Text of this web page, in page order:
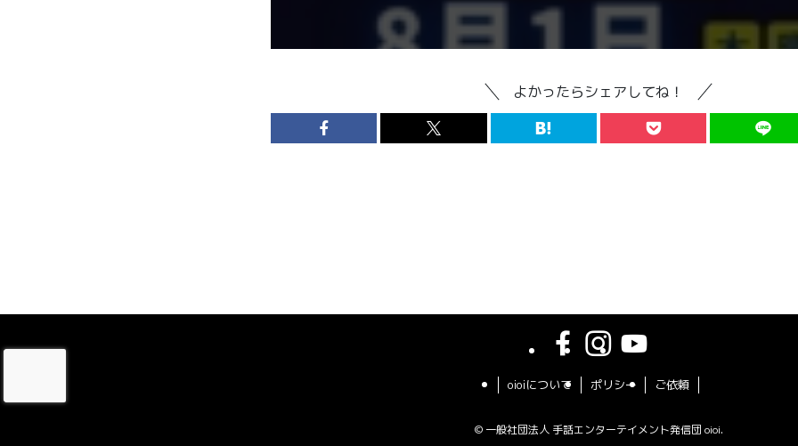
よかったらシェアしてね！
oioiについて ポリシー ご依頼
©一般社団法人 手話エンターテイメント発信団 oioi.